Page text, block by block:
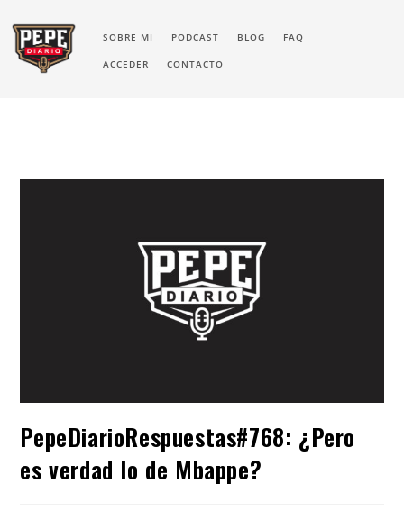
SOBRE MI PODCAST BLOG FAQ
ACCEDER CONTACTO
PepeDiarioRespuestas#768: ¿Pero
es verdad lo de Mbappe?